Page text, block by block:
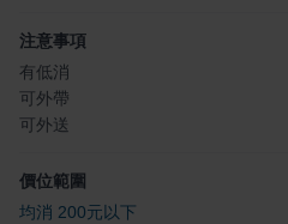
注意事項
有低消
可外帶
可外送
價位範圍
均消 200元以下